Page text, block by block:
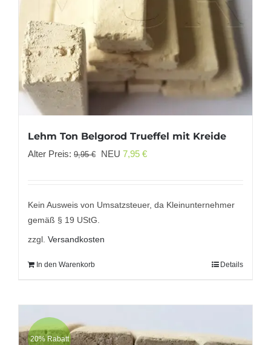
Lehm Ton Belgorod Trueffel mit Kreide
Alter Preis: 9,95€
Ursprünglicher
9,95 €
NEU 7,95 €Aktueller
7,95 €.
Kein Ausweis von Umsatzsteuer, da Kleinunternehmer
gemäß § 19 UStG.
zzgl. Versandkosten
In den Warenkorb Details
20% Rabatt